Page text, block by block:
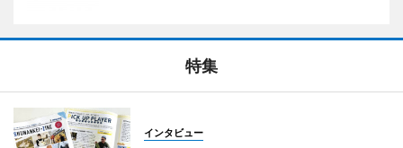
特集
インタビュー